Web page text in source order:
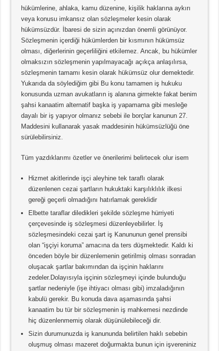
hükümlerine, ahlaka, kamu düzenine, kişilik haklarına aykırı
veya konusu imkansız olan sözleşmeler kesin olarak
hükümsüzdür. İbaresi de sizin açınızdan önemli görünüyor.
Sözleşmenin içerdiği hükümlerden bir kısmının hükümsüz
olması, diğerlerinin geçerliliğini etkilemez. Ancak, bu hükümler
olmaksızın sözleşmenin yapılmayacağı açıkça anlaşılırsa,
sözleşmenin tamamı kesin olarak hükümsüz olur demektedir.
Yukarıda da söylediğim gibi Bu konu tamamen iş hukuku
konusunda uzman avukatların iş alanına girmekte fakat benim
şahsi kanaatim alternatif başka iş yapamama gibi mesleğe
dayalı bir iş yapıyor olmanız sebebi ile borçlar kanunun 27.
Maddesini kullanarak yasak maddesinin hükümsüzlüğü öne
sürülebilirsiniz.
Tüm yazdıklarımı özetler ve önerilerimi belirtecek olur isem
Hizmet akitlerinde işçi aleyhine tek taraflı olarak
düzenlenen cezai şartların hukuktaki karşılıklılık ilkesi
gereği geçerli olmadığını hatırlamak gereklidir
Elbette taraflar diledikleri şekilde sözleşme hürriyeti
çerçevesinde iş sözleşmesi düzenleyebilirler. İş
sözleşmesindeki cezai şart iş Kanununun genel prensibi
olan “işçiyi koruma” amacına da ters düşmektedir. Kaldı ki
önceden böyle bir düzenlemenin getirilmiş olması sonradan
oluşacak şartlar bakımından da işçinin haklarını
zedeler.Dolayısıyla işçinin sözleşmeyi içinde bulunduğu
şartlar nedeniyle (işe ihtiyacı olması gibi) imzaladığının
kabulü gerekir. Bu konuda dava aşamasında şahsi
kanaatim bu tür bir sözleşmenin iş mahkemesi nezdinde
hiç düzenlenmemiş olarak düşünülebileceği dir.
Sizin durumunuzda iş kanununda belirtilen haklı sebebin
oluşmuş olması mazeret doğurmakta bunun için işvereniniz